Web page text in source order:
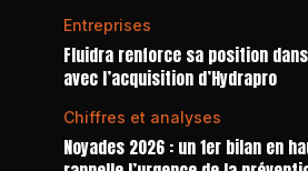
Entreprises
Fluidra renforce sa position
avec l’acquisition d’Hydrapro
Chiffres et analyses
Noyades 2026 : un 1er bilan en